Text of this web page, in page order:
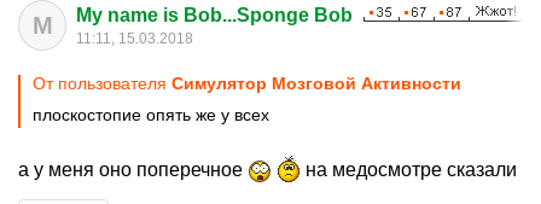
M My name is Bob...Sponge Bob
11:11, 15.03.2018
От пользователя Симулятор Мозговой Активности
плоскостопие опять же у всех
а у меня оно поперечное на медосмотре сказали